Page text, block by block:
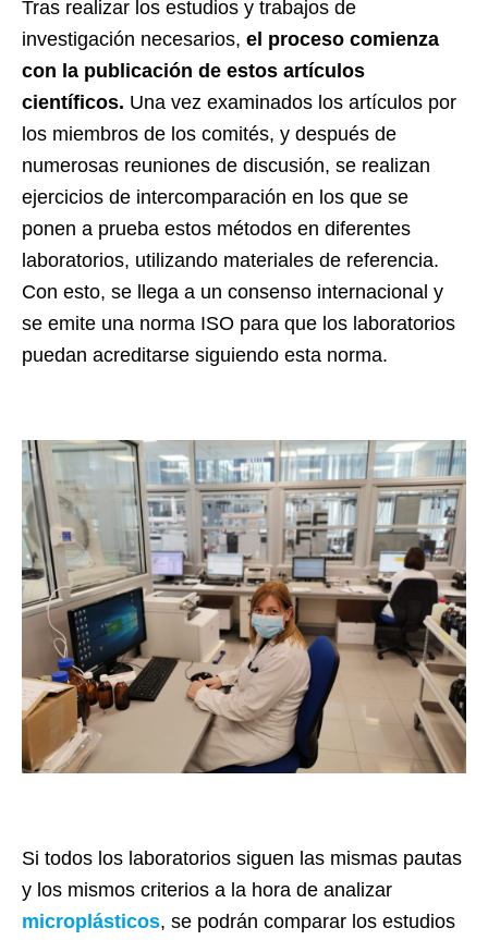
Tras realizar los estudios y trabajos de
investigación necesarios, el proceso comienza
con la publicación de estos artículos
científicos. Una vez examinados los artículos por
los miembros de los comités, y después de
numerosas reuniones de discusión, se realizan
ejercicios de intercomparación en los que se
ponen a prueba estos métodos en diferentes
laboratorios, utilizando materiales de referencia.
Con esto, se llega a un consenso internacional y
se emite una norma ISO para que los laboratorios
puedan acreditarse siguiendo esta norma.
Si todos los laboratorios siguen las mismas pautas
y los mismos criterios a la hora de analizar
microplásticos, se podrán comparar los estudios